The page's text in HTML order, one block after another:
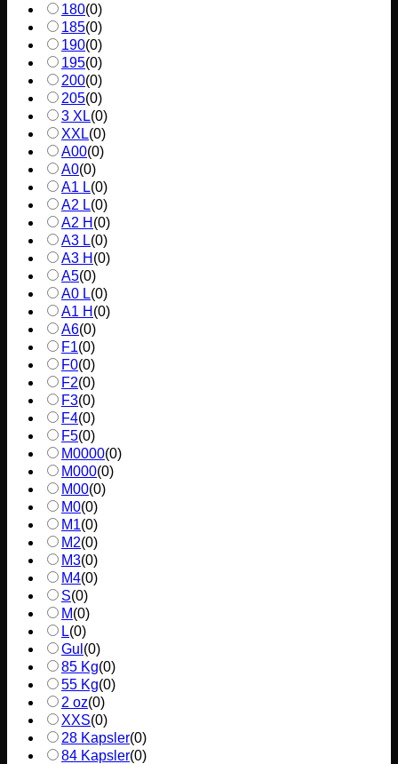
180(0)
185(0)
190(0)
195(0)
200(0)
205(0)
3 XL(0)
XXL(0)
A00(0)
A0(0)
A1 L(0)
A2 L(0)
A2 H (0)
A3 L(0)
A3 H (0)
A5(0)
A0 L(0)
A1 H (0)
A6(0)
F1(0)
F0(0)
F2(0)
F3(0)
F4(0)
F5(0)
M0000(0)
M000(0)
M00(0)
M0(0)
M1(0)
M2(0)
M3(0)
M4(0)
S(0)
M(0)
L(0)
Gul (0)
85 Kg(0)
55 Kg(0)
2 oz(0)
XXS(0)
28 Kapsler(0)
84 Kapsler(0)